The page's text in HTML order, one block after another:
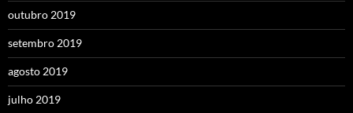
outubro 2019
setembro 2019
agosto 2019
julho 2019